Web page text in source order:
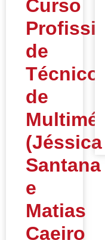
Curso
de
Técnico
de
(Jéssica
Santana
e
Matias
Caeiro